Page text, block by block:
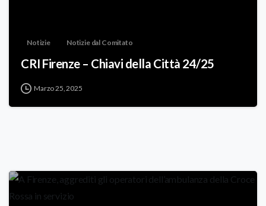
Notizie Notizie dal Comitato
CRI Firenze – Chiavi della Città 24/25
Marzo 25, 2025